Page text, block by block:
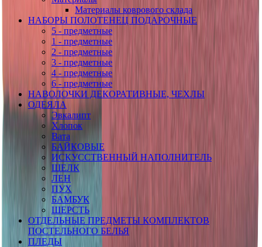
Материалы коврового склада
НАБОРЫ ПОЛОТЕНЕЦ ПОДАРОЧНЫЕ
5 - предметные
1 - предметные
2 - предметные
3 - предметные
4 - предметные
6 - предметные
НАВОЛОЧКИ ДЕКОРАТИВНЫЕ, ЧЕХЛЫ
ОДЕЯЛА
Эвкалипт
Хлопок
Вата
БАЙКОВЫЕ
ИСКУССТВЕННЫЙ НАПОЛНИТЕЛЬ
ШЕЛК
ЛЕН
ПУХ
БАМБУК
ШЕРСТЬ
ОТДЕЛЬНЫЕ ПРЕДМЕТЫ КОМПЛЕКТОВ
ПОСТЕЛЬНОГО БЕЛЬЯ
ПЛЕДЫ